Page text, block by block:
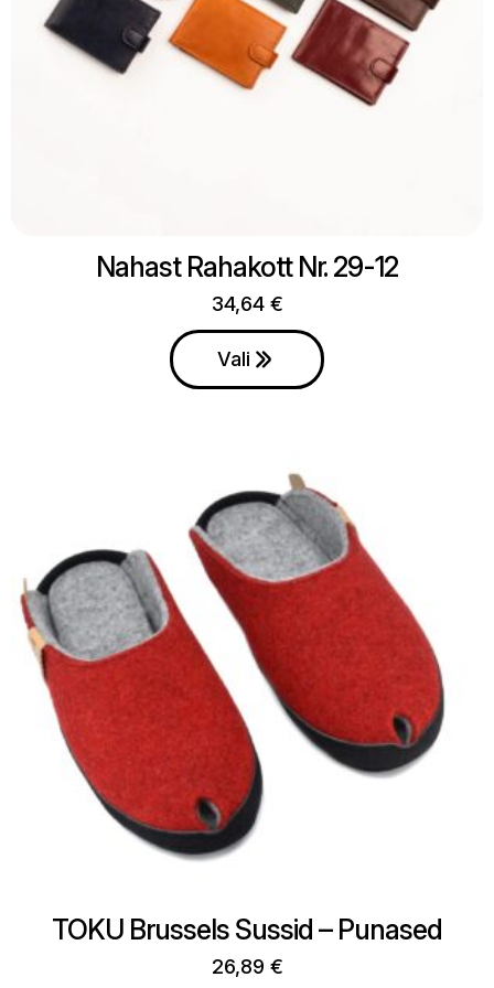
Nahast Rahakott Nr. 29-12
34,64 €
Vali
This
product
has
chosen
on
the
product
page
TOKU Brussels Sussid – Punased
26,89 €